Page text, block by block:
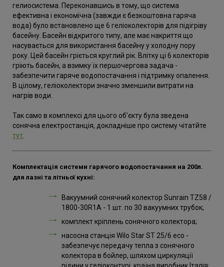
гелиосистема. Переконавшись в тому, що система
ефективна і економічна (завжди є безкоштовна гаряча
вода) було встановлено ще 6 геліоколекторів для підігріву
басейну. Басейн відкритого типу, але має накриття що
насувається для використання басейну у холодну пору
року. Цей басейн гріється круглий рік. Влітку ці 6 колекторів
гріють басейн, а взимку їх першочергова задача -
забезпечити гаряче водопостачання і підтримку опалення.
В цілому, геліоколектори значно зменшили витрати на
нагрів води.
Так само в комплексі для цього об'єкту була зведена
сонячна електростанція, докладніше про систему чітатйте
тут
Комплектація системи гарячого водопостачання на 200л.
для лазні та літньої кухні:
Вакуумний сонячний колектор Sunrain TZ58 /
1800-30R1A - 1 шт. по 30 вакуумних трубок;
комплект кріплень сонячного колектора;
насосна станція Wilo Star ST 25/6 eco -
забезпечує передачу тепла з сонячного
колектора в бойлер, шляхом циркуляції